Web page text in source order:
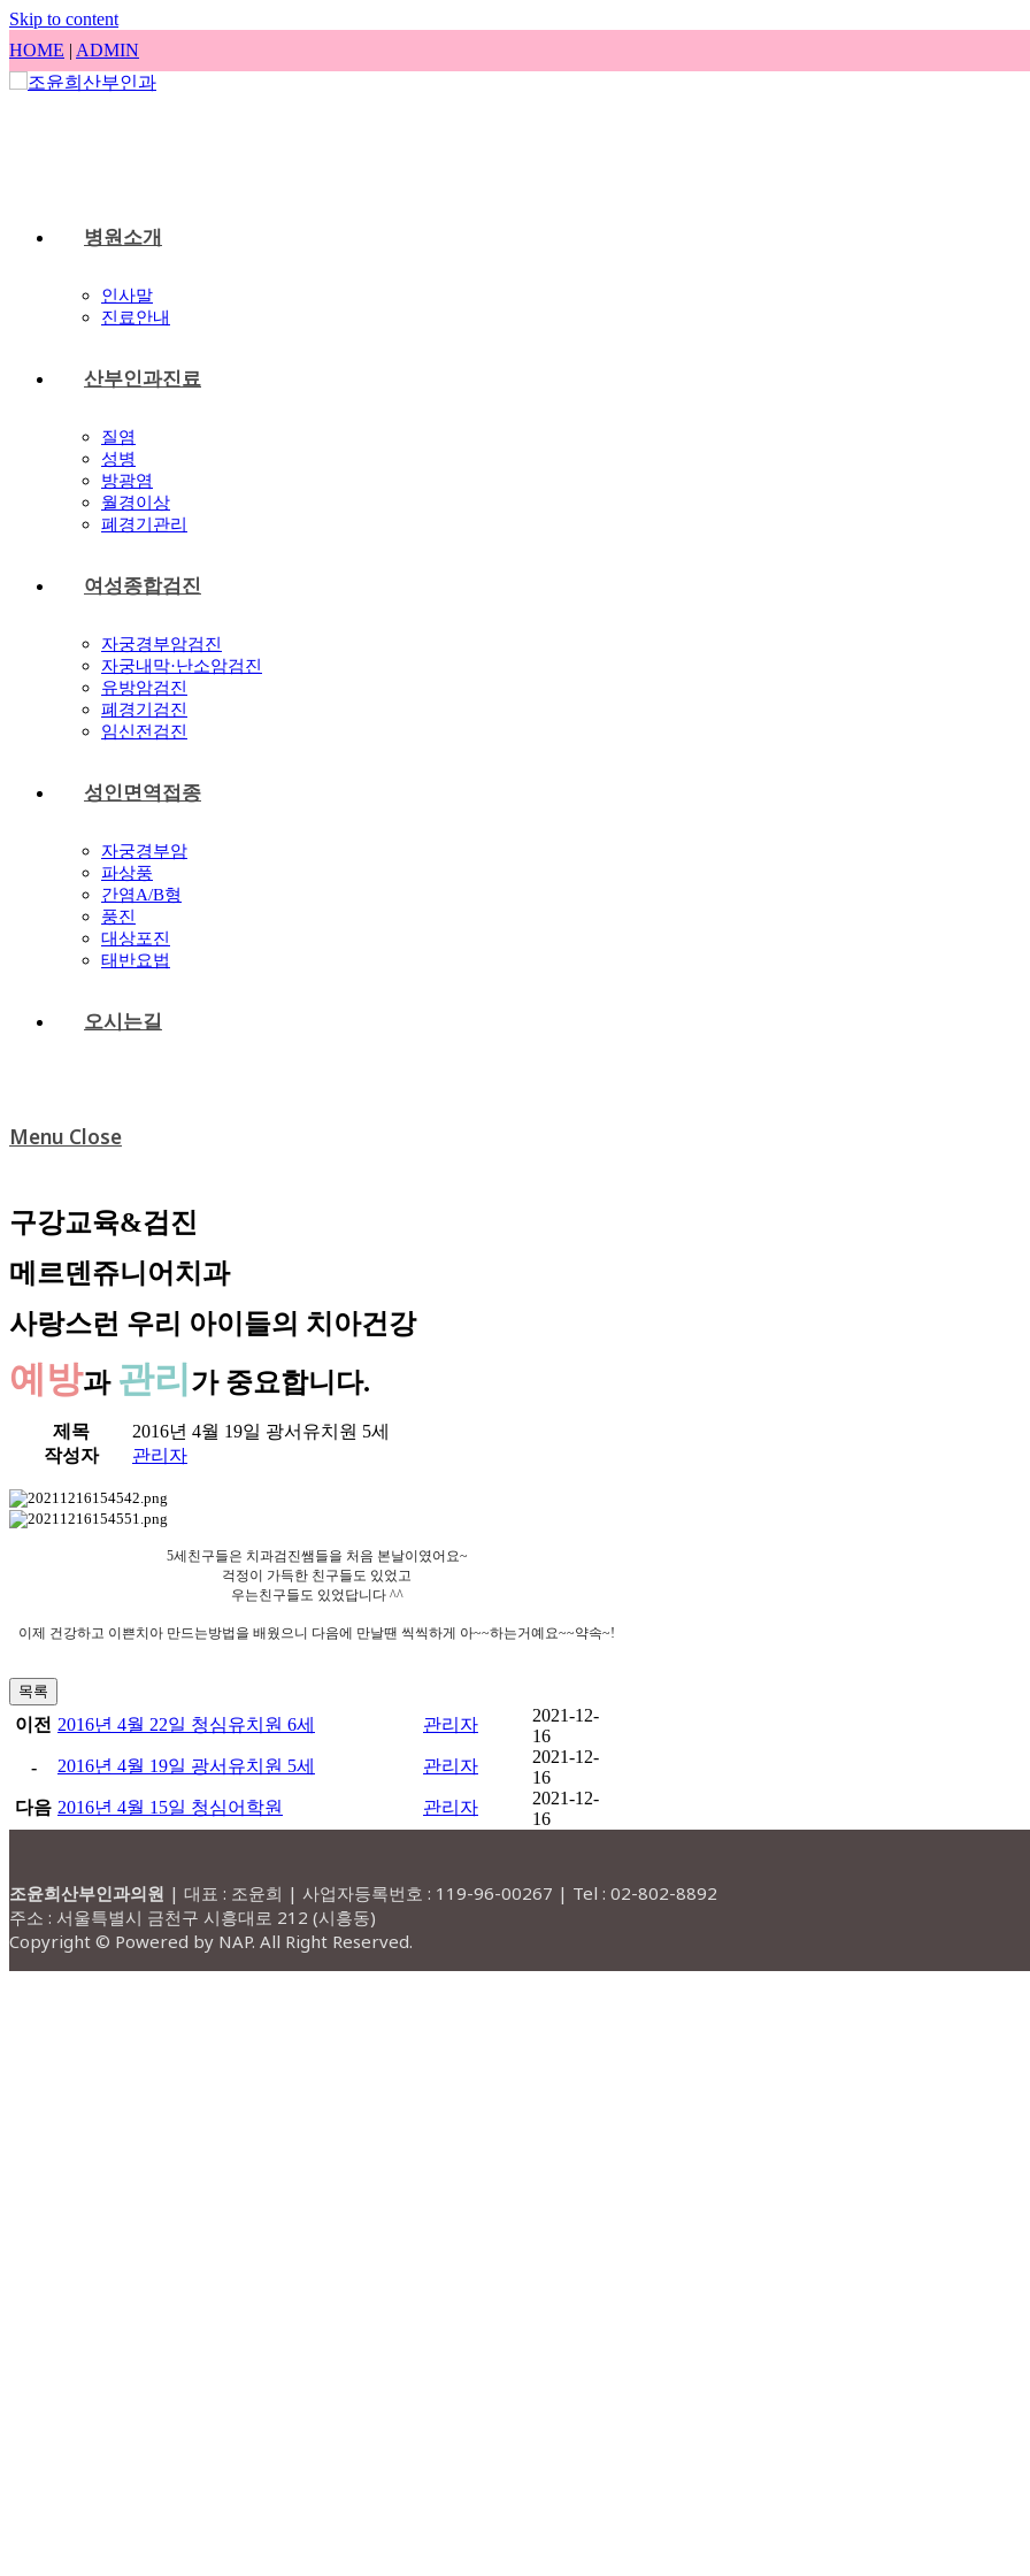
Skip to content
HOME | ADMIN
병원소개
인사말
진료안내
산부인과진료
질염
성병
방광염
월경이상
폐경기관리
여성종합검진
자궁경부암검진
자궁내막·난소암검진
유방암검진
폐경기검진
임신전검진
성인면역접종
자궁경부암
파상풍
간염A/B형
풍진
대상포진
태반요법
오시는길
Menu Close
구강교육&검진
메르덴쥬니어치과
사랑스런 우리 아이들의 치아건강
예방과 관리 가 중요합니다.
제목
2016년 4월 19일 광서유치원 5세
작성자
관리자
5세친구들은 치과검진쌤들을 처음 본날이였어요~
걱정이 가득한 친구들도 있었고
우는친구들도 있었답니다 ^^
이제 건강하고 이쁜치아 만드는방법을 배웠으니 다음에 만날땐 씩씩하게 아~~하는거예요~~약속~!
목록
이전 2016년 4월 22일 청심유치원 6세 관리자
2021-12-
16
-
2016년 4월 19일 광서유치원 5세 관리자
2021-12-
16
다음 2016년 4월 15일 청심어학원 관리자
2021-12-
16
조윤희산부인과의원 | 대표 : 조윤희 | 사업자등록번호 : 119-96-00267 | Tel : 02-802-8892
주소 : 서울특별시 금천구 시흥대로 212 (시흥동)
Copyright © Powered by NAP. All Right Reserved.